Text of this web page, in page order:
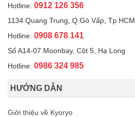
Hotline: 0912 126 356
1134 Quang Trung, Q.Gò Vấp, Tp HCM
Hotline: 0908 678 141
Số A14-07 Moonbay, Cột 5, Hạ Long
Hotline: 0986 324 985
HƯỚNG DẪN
Giới thiệu về Kyoryo